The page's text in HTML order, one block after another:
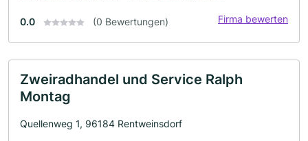
0.0 (0 Bewertungen) Firma bewerten
Zweiradhandel und Service Ralph
Montag
Quellenweg 1, 96184 Rentweinsdorf